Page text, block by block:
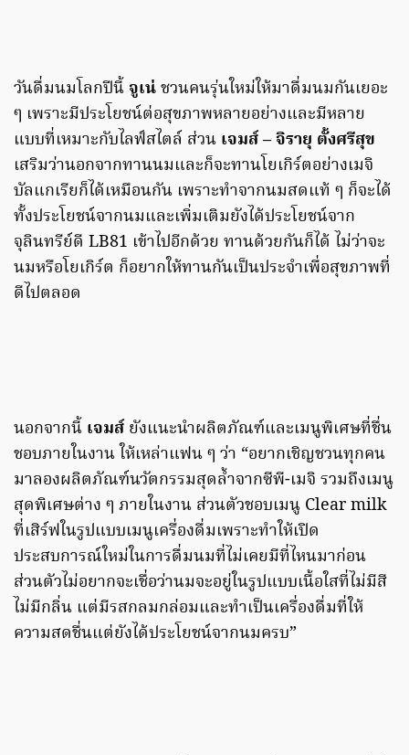
วันดื่มนมโลกปีนี้ จูเน่ชวนคนรุ่นใหม่ให้มาดื่มนมกันเยอะ
ๆ เพราะมีประโยชน์ต่อสุขภาพหลายอย่างและมีหลาย
แบบที่เหมาะกับไลฟ์สไตล์ ส่วน เจมส์ – จิรายุ ตั้งศรีสุข
เสริมว่านอกจากทานนมและก็จะทานโยเกิร์ตอย่างเมจิ
บัลแกเรียก็ได้เหมือนกัน เพราะทำจากนมสดแท้ ๆ ก็จะได้
ทั้งประโยชน์จากนมและเพิ่มเติมยังได้ประโยชน์จาก
จุลินทรีย์ดี LB81 เข้าไปอีกด้วย ทานด้วยกันก็ได้ ไม่ว่าจะ
นมหรือโยเกิร์ต ก็อยากให้ทานกันเป็นประจำเพื่อสุขภาพที่
ดีไปตลอด
นอกจากนี้ เจมส์ ยังแนะนำผลิตภัณฑ์และเมนูพิเศษที่ชื่น
ชอบภายในงาน ให้เหล่าแฟน ๆ ว่า “อยากเชิญชวนทุกคน
มาลองผลิตภัณฑ์นวัตกรรมสุดล้ำจากซีพี-เมจิ รวมถึงเมนู
สุดพิเศษต่าง ๆ ภายในงาน ส่วนตัวชอบเมนู Clear milk
ที่เสิร์ฟในรูปแบบเมนูเครื่องดื่มเพราะทำให้เปิด
ประสบการณ์ใหม่ในการดื่มนมที่ไม่เคยมีที่ไหนมาก่อน
ส่วนตัวไม่อยากจะเชื่อว่านมจะอยู่ในรูปแบบเนื้อใสที่ไม่มีสี
ไม่มีกลิ่น แต่มีรสกลมกล่อมและทำเป็นเครื่องดื่มที่ให้
ความสดชื่นแต่ยังได้ประโยชน์จากนมครบ”